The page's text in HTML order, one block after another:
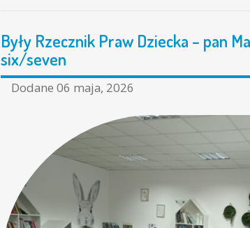
Były Rzecznik Praw Dziecka – pan
six/seven
Dodane 06 maja, 2026